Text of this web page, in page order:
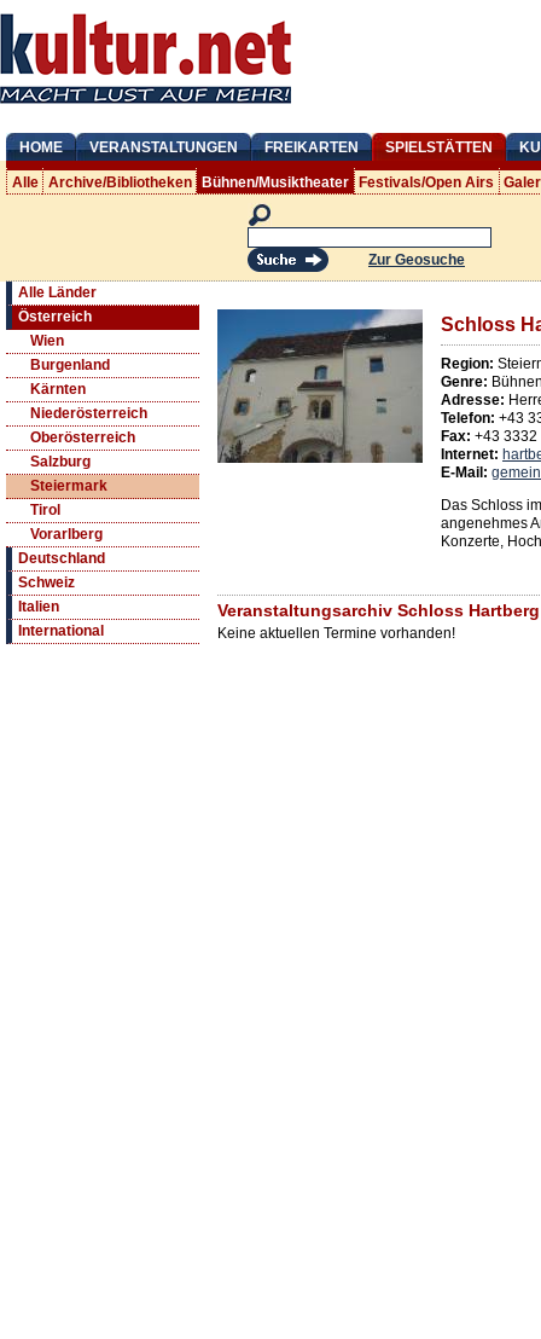
HOME VERANSTALTUNGEN FREIKARTEN SPIELSTÄTTEN
Alle Archive/Bibliotheken Bühnen/Musiktheater Festivals/Open Airs
Zur Geosuche
Alle Länder
Österreich
Wien
Burgenland
Kärnten
Niederösterreich
Oberösterreich
Salzburg
Steiermark
Tirol
Vorarlberg
Deutschland
Schweiz
Italien
International
Schloss
Region:
Genre:
Adresse:
Telefon: +43
Fax: +43 3332
Internet:
E-Mail:
Das Schloss
angenehmes
Konzerte,
Veranstaltungsarchiv Schloss Hartberg
Keine aktuellen Termine vorhanden!